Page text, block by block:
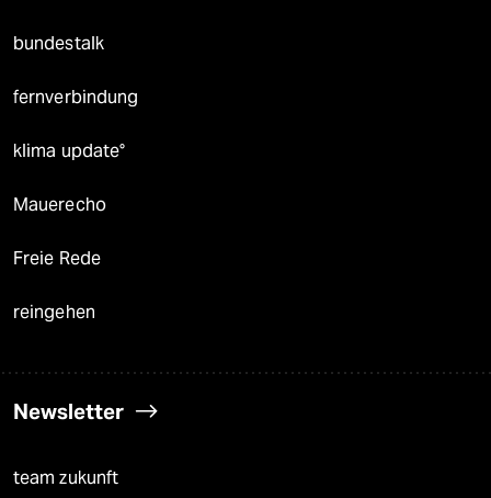
bundestalk
fernverbindung
klima update°
Mauerecho
Freie Rede
reingehen
Newsletter
team zukunft